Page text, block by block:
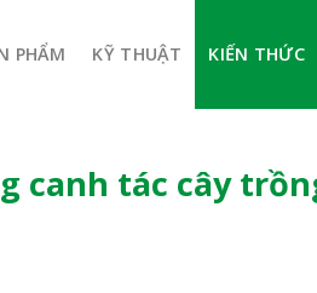
PHẨM KỸ THUẬT KIẾN THỨC
canh tác cây